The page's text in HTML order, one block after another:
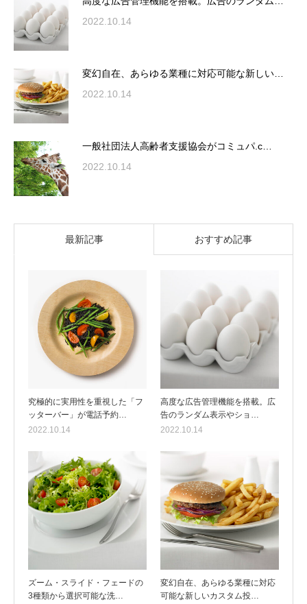
2022.10.14
変幻自在、あらゆる業種に対応可能な新しい…
2022.10.14
一般社団法人高齢者支援協会がコミュパ.c…
2022.10.14
最新記事 おすすめ記事
究極的に実用性を重視した「フ
ッターバー」が電話予約…
2022.10.14
高度な広告管理機能を搭載。広
告のランダム表示やショ…
2022.10.14
ズーム・スライド・フェードの
3種類から選択可能な洗…
変幻自在、あらゆる業種に対応
可能な新しいカスタム投…